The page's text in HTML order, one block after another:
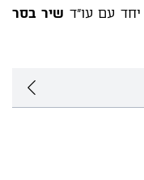
יחד עם עו"ד שיר בסר